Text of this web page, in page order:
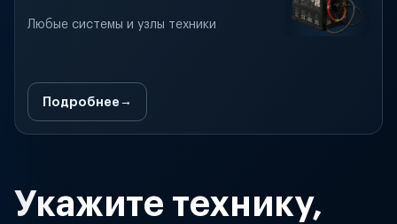
Любые системы и узлы техники
Подробнее
Укажите технику,